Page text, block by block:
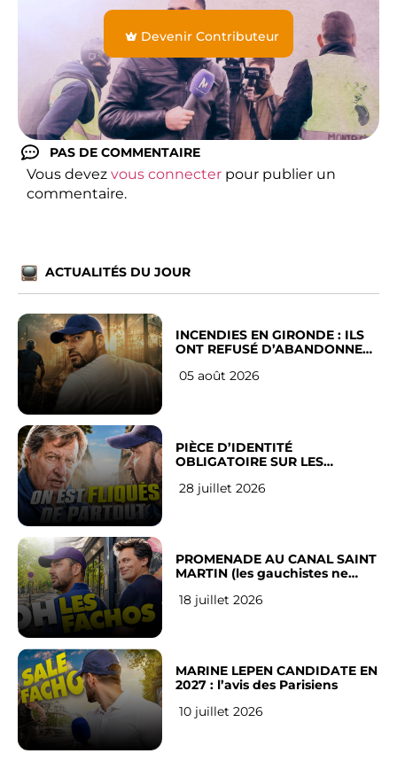
Devenir Contributeur
PAS DE COMMENTAIRE
Vous devez vous connecter pour publier un
commentaire.
ACTUALITÉS DU JOUR
INCENDIES EN GIRONDE : ILS
ONT REFUSÉ D’ABANDONNER
05 août 2026
PIÈCE D’IDENTITÉ
OBLIGATOIRE SUR LES
Français
28 juillet 2026
PROMENADE AU CANAL SAINT
MARTIN (les gauchistes ne
18 juillet 2026
MARINE LEPEN CANDIDATE EN
2027 : l’avis des Parisiens
10 juillet 2026